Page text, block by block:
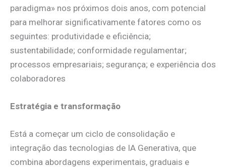
paradigma» nos próximos dois anos, com potencial
para melhorar significativamente fatores como os
seguintes: produtividade e eficiência;
sustentabilidade; conformidade regulamentar;
processos empresariais; segurança; e experiência dos
colaboradores
Estratégia e transformação
Está a começar um ciclo de consolidação e
integração das tecnologias de IA Generativa, que
combina abordagens experimentais, graduais e